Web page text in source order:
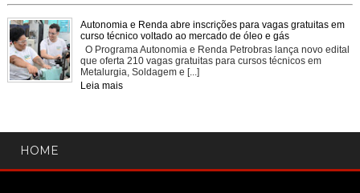
Autonomia e Renda abre inscrições para vagas gratuitas em
curso técnico voltado ao mercado de óleo e gás
O Programa Autonomia e Renda Petrobras lança novo edital
que oferta 210 vagas gratuitas para cursos técnicos em
Metalurgia, Soldagem e [...]
Leia mais
HOME